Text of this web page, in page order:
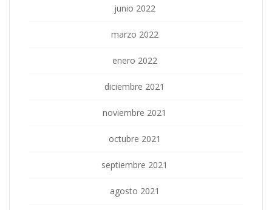
junio 2022
marzo 2022
enero 2022
diciembre 2021
noviembre 2021
octubre 2021
septiembre 2021
agosto 2021